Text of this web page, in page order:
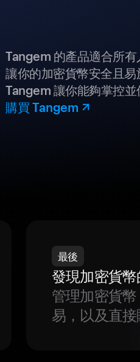
Tangem 的產品適合所
讓你的加密貨幣安全且
Tangem 讓你能夠掌控
購買 Tangem
最後
發現加密貨
管理加密貨
易，以及直